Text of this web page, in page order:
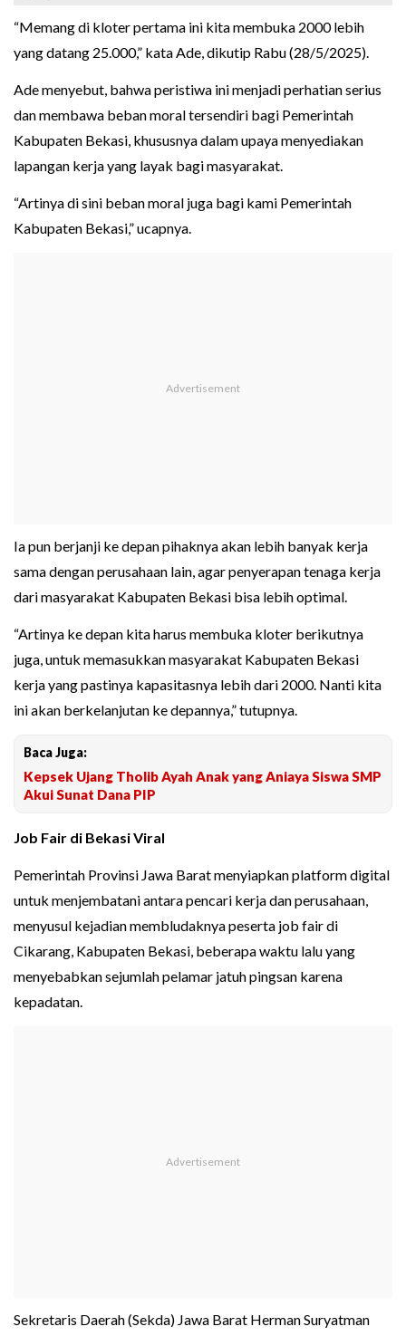
“Memang di kloter pertama ini kita membuka 2000 lebih
yang datang 25.000,” kata Ade, dikutip Rabu (28/5/2025).
Ade menyebut, bahwa peristiwa ini menjadi perhatian serius
dan membawa beban moral tersendiri bagi Pemerintah
Kabupaten Bekasi, khususnya dalam upaya menyediakan
lapangan kerja yang layak bagi masyarakat.
“Artinya di sini beban moral juga bagi kami Pemerintah
Kabupaten Bekasi,” ucapnya.
Ia pun berjanji ke depan pihaknya akan lebih banyak kerja
sama dengan perusahaan lain, agar penyerapan tenaga kerja
dari masyarakat Kabupaten Bekasi bisa lebih optimal.
“Artinya ke depan kita harus membuka kloter berikutnya
juga, untuk memasukkan masyarakat Kabupaten Bekasi
kerja yang pastinya kapasitasnya lebih dari 2000. Nanti kita
ini akan berkelanjutan ke depannya,” tutupnya.
Baca Juga:
Kepsek Ujang Tholib Ayah Anak yang Aniaya Siswa SMP
Akui Sunat Dana PIP
Job Fair di Bekasi Viral
Pemerintah Provinsi Jawa Barat menyiapkan platform digital
untuk menjembatani antara pencari kerja dan perusahaan,
menyusul kejadian membludaknya peserta job fair di
Cikarang, Kabupaten Bekasi, beberapa waktu lalu yang
menyebabkan sejumlah pelamar jatuh pingsan karena
kepadatan.
Sekretaris Daerah (Sekda) Jawa Barat Herman Suryatman